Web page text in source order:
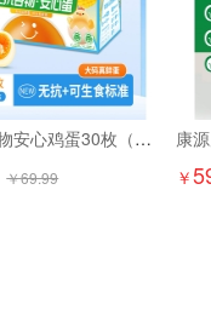
小丘山谷物安心鸡蛋30枚（京东配送上门）
￥69.99
￥